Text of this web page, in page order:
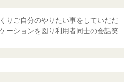
りご自分のやりたい事をしていだだ
ーションを図り利用者同士の会話笑